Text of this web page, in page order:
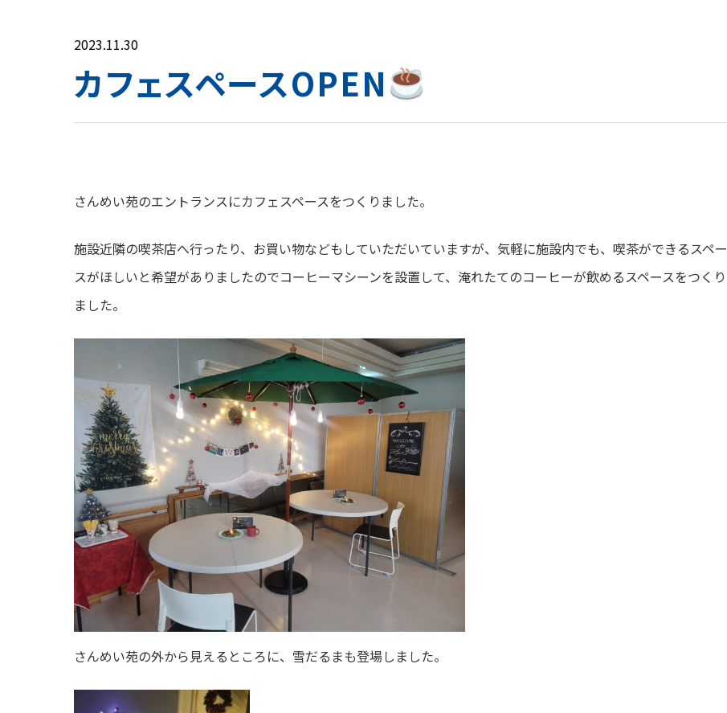
2023.11.30
カフェスペースOPEN
さんめい苑のエントランスにカフェスペースをつくりました。
施設近隣の喫茶店へ行ったり、お買い物などもしていただいていますが、気軽に施設内でも、喫茶ができるスペー
スがほしいと希望がありましたのでコーヒーマシーンを設置して、淹れたてのコーヒーが飲めるスペースをつくり
ました。
さんめい苑の外から見えるところに、雪だるまも登場しました。